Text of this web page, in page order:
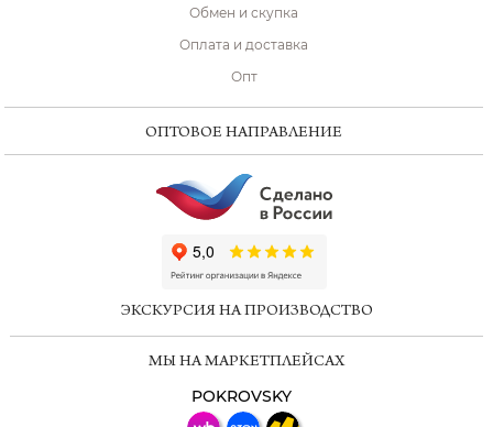
Обмен и скупка
Оплата и доставка
Опт
ОПТОВОЕ НАПРАВЛЕНИЕ
ЭКСКУРСИЯ НА ПРОИЗВОДСТВО
МЫ НА МАРКЕТПЛЕЙСАХ
POKROVSKY